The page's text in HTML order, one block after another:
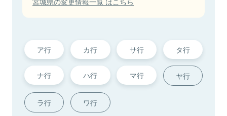
ア行 カ行 サ行 タ行
ナ行 ハ行 マ行 ヤ行
ラ行 ワ行